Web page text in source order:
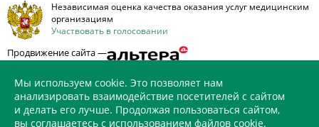
Независимая оценка качества оказания услуг медицинским
организациям
Участвовать в голосовании
Продвижение сайта —
ИМЕЮТСЯ ПРОТИВОПОКАЗАНИЯ. НЕОБХОДИМО
ПРОКОНСУЛЬТИРОВАТЬСЯ СО СПЕЦИАЛИСТОМ
Мы используем cookie. Это позволяет нам
анализировать взаимодействие посетителей с сайтом
и делать его лучше. Продолжая пользоваться сайтом,
вы соглашаетесь с использованием файлов cookie.